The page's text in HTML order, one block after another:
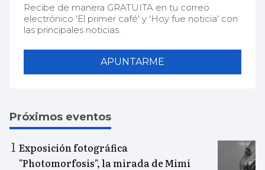
Recibe de manera GRATUITA en tu correo
electrónico 'El primer café' y 'Hoy fue noticia' con
las principales noticias.
APUNTARME
Próximos eventos
Exposición fotográfica
"Photomorfosis", la mirada de Mimi